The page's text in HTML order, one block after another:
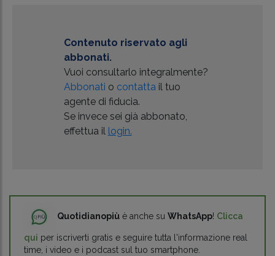
Contenuto riservato agli
abbonati.
Vuoi consultarlo integralmente?
Abbonati o contattail tuo
agente di fiducia.
Se invece sei già abbonato,
effettua il login.
Quotidianopiù è anche su WhatsApp! Clicca
qui per iscriverti gratis e seguire tutta l'informazione real
time, i video e i podcast sul tuo smartphone.